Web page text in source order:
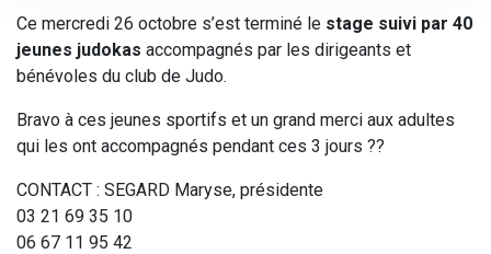
Ce mercredi 26 octobre s’est terminé le stage suivi par 40
jeunes judokas accompagnés par les dirigeants et
bénévoles du club de Judo.
Bravo à ces jeunes sportifs et un grand merci aux adultes
qui les ont accompagnés pendant ces 3 jours ??
CONTACT : SEGARD Maryse, présidente
03 21 69 35 10
06 67 11 95 42